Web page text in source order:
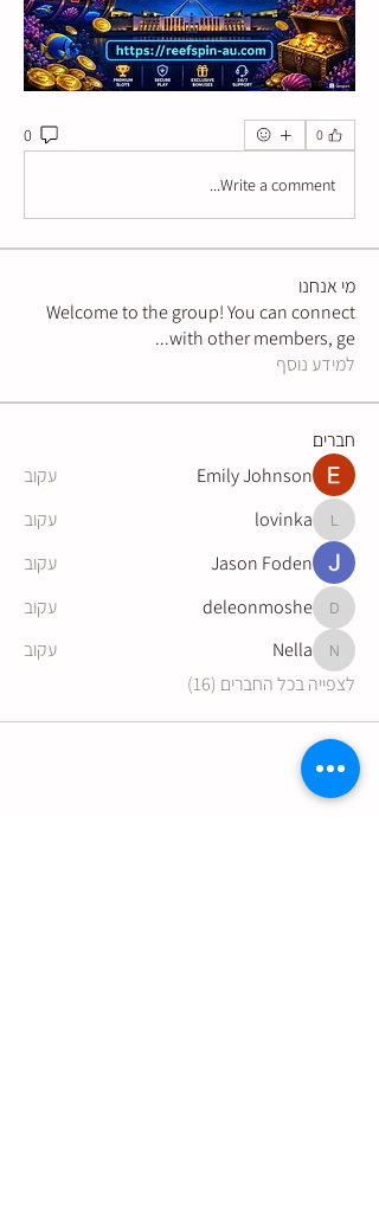
0
0
Write a comment...
מי אנחנו
Welcome to the group! You can connect
with other members, ge
...
למידע נוסף
חברים
Emily Johnson
עקוב
lovinka
lovinka
עקוב
Jason Foden
עקוב
deleonmoshe
deleonmoshe עקוב
Nella
Nella
עקוב
לצפייה בכל החברים (16)